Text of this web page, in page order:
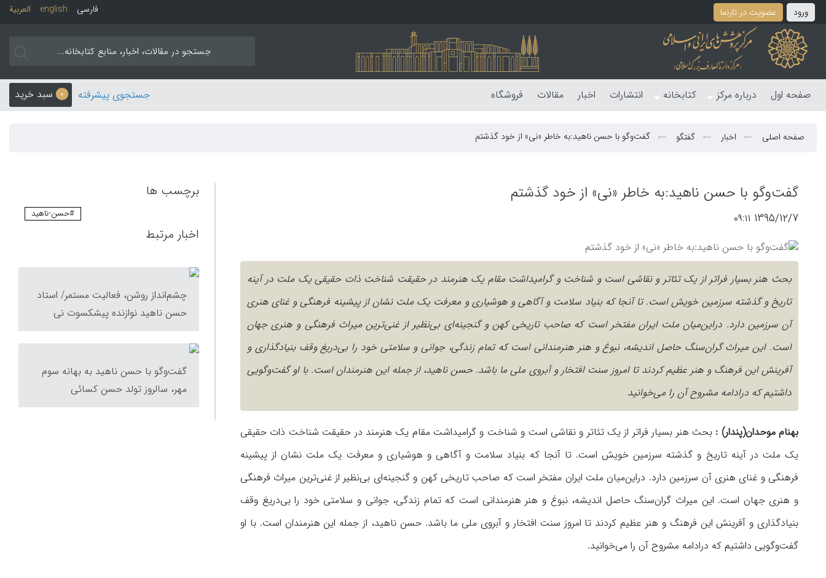
ورود عضویت در تارنما العربیة english فارسی
صفحه اول درباره مرکز کتابخانه انتشارات اخبار مقالات فروشگاه 0 سبد خرید جستجوی پیشرفته
صفحه اصلی اخبار گفتگو گفت‌وگو با حسن ناهید:به خاطر‌ «نی» از خود گذشتم
گفت‌وگو با حسن ناهید:به خاطر‌ «نی» از خود گذشتم
1395/12/7 ۰۹:۱۱
بحث هنر بسیار فراتر از یک تئاتر و نقاشی است و شناخت و گرامیداشت مقام یک هنرمند در حقیقت شناخت ذات حقیقی یک ملت در آینه
تاریخ و گذشته سرزمین خویش است. تا آنجا که بنیاد سلامت و آگاهی و هوشیاری و معرفت یک ملت نشان از پیشینه فرهنگی و غنای هنری
آن سرزمین دارد. دراین‌میان ملت ایران مفتخر است که صاحب تاریخی کهن و گنجینه‌ای بی‌نظیر از غنی‌ترین میراث فرهنگی و هنری جهان
است. این میراث گران‌سنگ حاصل اندیشه، نبوغ و هنر هنرمندانی است که تمام زندگی، جوانی و سلامتی خود را بی‌دریغ وقف بنیادگذاری و
آفرینش این فرهنگ و هنر عظیم كردند تا امروز سنت افتخار و آبروی ملی ما باشد. حسن ناهید، از جمله این هنرمندان است. با او گفت‌وگویی
داشتیم که درادامه مشروح آن را می‌خوانید
بهنام موحدان(پندار) : بحث هنر بسیار فراتر از یک تئاتر و نقاشی است و شناخت و گرامیداشت مقام یک هنرمند در حقیقت شناخت ذات حقیقی
یک ملت در آینه تاریخ و گذشته سرزمین خویش است. تا آنجا که بنیاد سلامت و آگاهی و هوشیاری و معرفت یک ملت نشان از پیشینه
فرهنگی و غنای هنری آن سرزمین دارد. دراین‌میان ملت ایران مفتخر است که صاحب تاریخی کهن و گنجینه‌ای بی‌نظیر از غنی‌ترین میراث فرهنگی
و هنری جهان است. این میراث گران‌سنگ حاصل اندیشه، نبوغ و هنر هنرمندانی است که تمام زندگی، جوانی و سلامتی خود را بی‌دریغ وقف
بنیادگذاری و آفرینش این فرهنگ و هنر عظیم كردند تا امروز سنت افتخار و آبروی ملی ما باشد. حسن ناهید، از جمله این هنرمندان است. با او
گفت‌وگویی داشتیم که درادامه مشروح آن را می‌خوانید.
برچسب ها
#حسن-ناهید
اخبار مرتبط
چشم‌انداز روشن، فعالیت مستمر/ استاد
حسن ناهید نوازنده پیشکسوت نی
گفت‌و‌گو با حسن ناهید به بهانه سوم
مهر، سالروز تولد حسن کسائی